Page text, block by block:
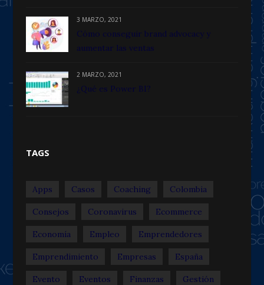
3 MARZO, 2021
Cómo conseguir brand advocacy y
aumentar las ventas
2 MARZO, 2021
¿Qué es Power BI?
TAGS
Apps Casos Coaching Colombia
Consejos Coronavirus Ecommerce
Economía Empleo Emprendedores
Emprendimiento Empresas España
Evento Eventos Finanzas Gestión